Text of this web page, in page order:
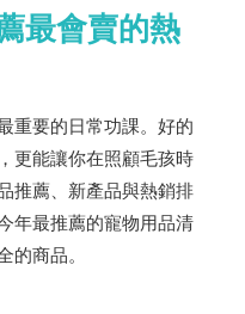
最會賣的熱
重要的日常功課。好的
更能讓你在照顧毛孩時
推薦、新產品與熱銷排
年最推薦的寵物用品清
商品。